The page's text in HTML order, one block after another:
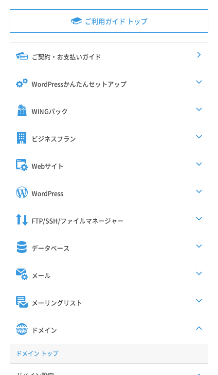
ご利用ガイド トップ
ご契約・お支払いガイド
WordPressかんたんセットアップ
WINGパック
ビジネスプラン
Webサイト
WordPress
FTP/SSH/ファイルマネージャー
データベース
メール
メーリングリスト
ドメイン
ドメイン トップ